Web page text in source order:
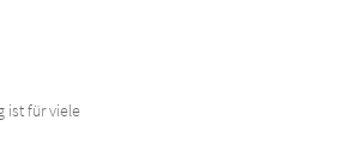
ist für viele